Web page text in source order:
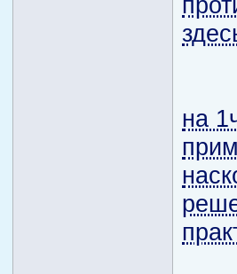
на